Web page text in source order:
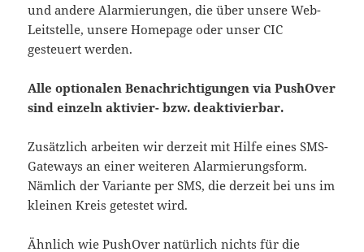
und andere Alarmierungen, die über unsere Web-
Leitstelle, unsere Homepage oder unser CIC
gesteuert werden.
Alle optionalen Benachrichtigungen via PushOver
sind einzeln aktivier- bzw. deaktivierbar.
Zusätzlich arbeiten wir derzeit mit Hilfe eines SMS-
Gateways an einer weiteren Alarmierungsform.
Nämlich der Variante per SMS, die derzeit bei uns im
kleinen Kreis getestet wird.
Ähnlich wie PushOver natürlich nichts für die